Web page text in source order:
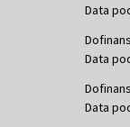
Data
Data
Data